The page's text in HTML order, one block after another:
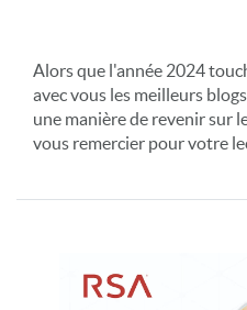
Alors que l'année 2024
avec vous les meilleurs
une manière de revenir sur
vous remercier pour votre